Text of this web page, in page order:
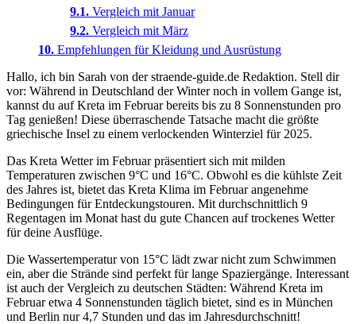
Vergleich mit Januar
Vergleich mit März
Empfehlungen für Kleidung und Ausrüstung
Hallo, ich bin Sarah von der straende-guide.de Redaktion. Stell dir
vor: Während in Deutschland der Winter noch in vollem Gange ist,
kannst du auf Kreta im Februar bereits bis zu 8 Sonnenstunden pro
Tag genießen! Diese überraschende Tatsache macht die größte
griechische Insel zu einem verlockenden Winterziel für 2025.
Das Kreta Wetter im Februar präsentiert sich mit milden
Temperaturen zwischen 9°C und 16°C. Obwohl es die kühlste Zeit
des Jahres ist, bietet das Kreta Klima im Februar angenehme
Bedingungen für Entdeckungstouren. Mit durchschnittlich 9
Regentagen im Monat hast du gute Chancen auf trockenes Wetter
für deine Ausflüge.
Die Wassertemperatur von 15°C lädt zwar nicht zum Schwimmen
ein, aber die Strände sind perfekt für lange Spaziergänge. Interessant
ist auch der Vergleich zu deutschen Städten: Während Kreta im
Februar etwa 4 Sonnenstunden täglich bietet, sind es in München
und Berlin nur 4,7 Stunden und das im Jahresdurchschnitt!